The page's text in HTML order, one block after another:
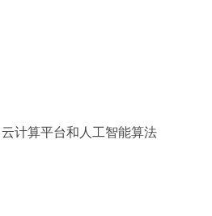
计算平台和人工智能算法